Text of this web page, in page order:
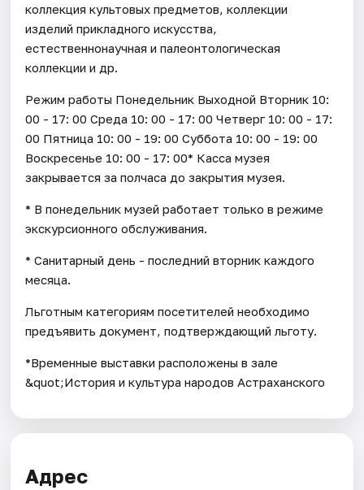
коллекция культовых предметов, коллекции
изделий прикладного искусства,
естественнонаучная и палеонтологическая
коллекции и др.
Режим работы Понедельник Выходной Вторник 10:
00 - 17: 00 Среда 10: 00 - 17: 00 Четверг 10: 00 - 17:
00 Пятница 10: 00 - 19: 00 Суббота 10: 00 - 19: 00
Воскресенье 10: 00 - 17: 00* Касса музея
закрывается за полчаса до закрытия музея.
* В понедельник музей работает только в режиме
экскурсионного обслуживания.
* Санитарный день - последний вторник каждого
месяца.
Льготным категориям посетителей необходимо
предъявить документ, подтверждающий льготу.
*Временные выставки расположены в зале
&quot;История и культура народов Астраханского
Адрес